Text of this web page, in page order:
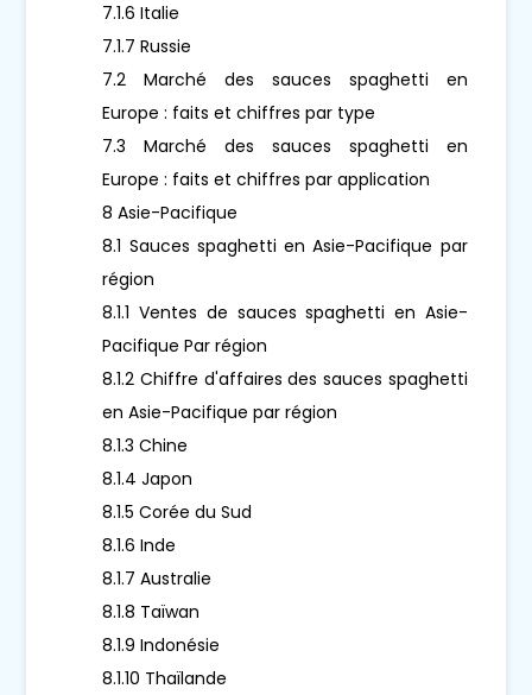
7.1.6 Italie
7.1.7 Russie
7.2 Marché des sauces spaghetti en
Europe : faits et chiffres par type
7.3 Marché des sauces spaghetti en
Europe : faits et chiffres par application
8 Asie-Pacifique
8.1 Sauces spaghetti en Asie-Pacifique par
région
8.1.1 Ventes de sauces spaghetti en Asie-
Pacifique Par région
8.1.2 Chiffre d'affaires des sauces spaghetti
en Asie-Pacifique par région
8.1.3 Chine
8.1.4 Japon
8.1.5 Corée du Sud
8.1.6 Inde
8.1.7 Australie
8.1.8 Taïwan
8.1.9 Indonésie
8.1.10 Thaïlande